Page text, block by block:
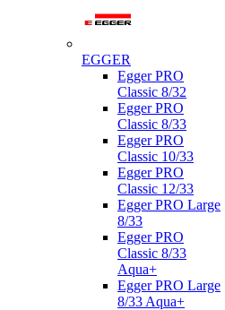
EGGER
Egger PRO
Classic 8/32
Egger PRO
Classic 8/33
Egger PRO
Classic 10/33
Egger PRO
Classic 12/33
Egger PRO Large
8/33
Egger PRO
Classic 8/33
Aqua+
Egger PRO Large
8/33 Aqua+